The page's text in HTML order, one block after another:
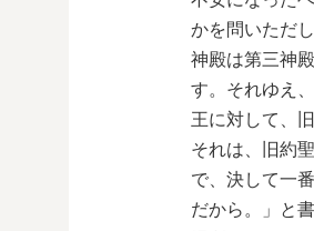
かを問いただ
神殿は第三神
す。それゆえ
王に対して、
それは、旧約
で、決して一
だから。」と